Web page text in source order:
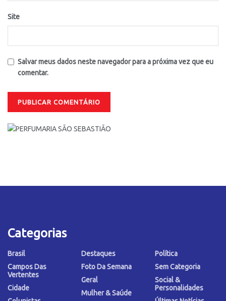
Site
Salvar meus dados neste navegador para a próxima vez que eu
comentar.
Categorias
Brasil
Campos Das
Vertentes
Cidade
Destaques
Foto Da Semana
Geral
Mulher & Saúde
Política
Sem Categoria
Social &
Personalidades